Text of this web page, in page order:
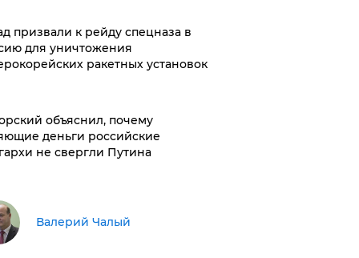
призвали к рейду спецназа в
для уничтожения
ракетных установок
объяснил, почему
деньги российские
не свергли Путина
Валерий Чалый